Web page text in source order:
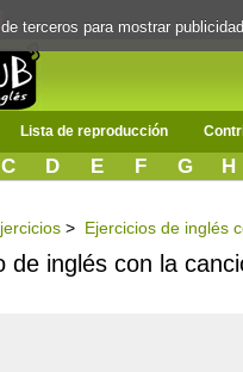
Lista de reproducción
C D E F G H
> Ejercicios de inglés
de inglés con la
terceros para mostrar